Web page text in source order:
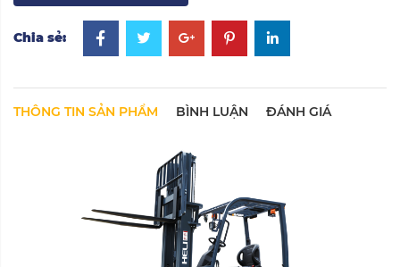
Chia sẻ:
THÔNG TIN SẢN PHẨM BÌNH LUẬN ĐÁNH GIÁ